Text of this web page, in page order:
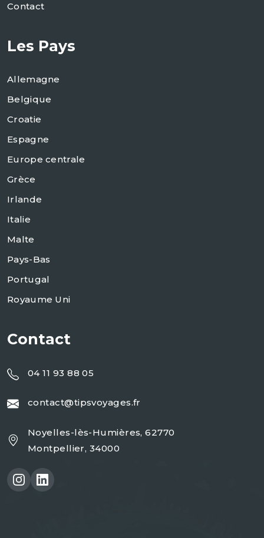
Contact
Les Pays
Allemagne
Belgique
Croatie
Espagne
Europe centrale
Grèce
Irlande
Italie
Malte
Pays-Bas
Portugal
Royaume Uni
Contact
04 11 93 88 05
contact@tipsvoyages.fr
Noyelles-lès-Humières, 62770
Montpellier, 34000